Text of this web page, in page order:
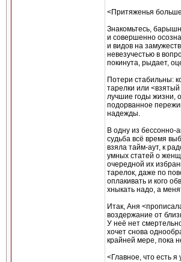
<Притяженья
Знакомьтесь,
и совершенно
и видов на
невезучестью в
покинута, рыдает,
Потери стабильны:
тарелки или
лучшие годы жизни,
подорванное
надежды.
В одну из бессонно-
судьба всё время
взяла тайм-аут, к
умных статей о
очередной их
тарелок, даже по
оплакивать и кого
хныкать надо, а
Итак, Аня
воздержание от
У неё нет
хочет снова
крайней мере, пока
<Главное, что есть я